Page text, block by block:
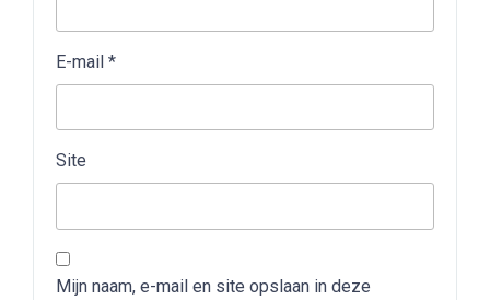
E-mail *
Site
Mijn naam, e-mail en site opslaan in deze